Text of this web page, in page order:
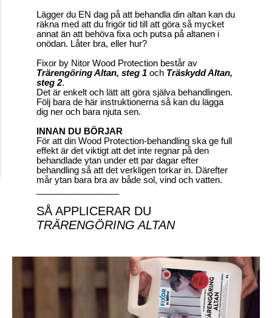
Lägger du EN dag på att behandla din altan kan du
räkna med att du frigör tid till att göra så mycket
annat än att behöva fixa och putsa på altanen i
onödan. Låter bra, eller hur?
Fixor by Nitor Wood Protection består av
Trärengöring Altan, steg 1 och Träskydd Altan,
steg 2.
Det är enkelt och lätt att göra själva behandlingen.
Följ bara de här instruktionerna så kan du lägga
dig ner och bara njuta sen.
INNAN DU BÖRJAR
För att din Wood Protection-behandling ska ge full
effekt är det viktigt att det inte regnar på den
behandlade ytan under ett par dagar efter
behandling så att det verkligen torkar in. Därefter
mår ytan bara bra av både sol, vind och vatten.
SÅ APPLICERAR DU
TRÄRENGÖRING ALTAN